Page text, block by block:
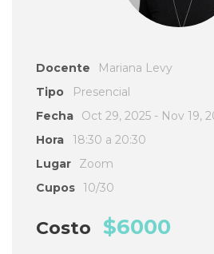
Docente
Mariana Levy
Tipo
Presencial
Fecha
Oct 29, 2025 - Nov 19,
Hora
18:30 a 20:30
Lugar
Zoom
Cupos 10/30
Costo $6000